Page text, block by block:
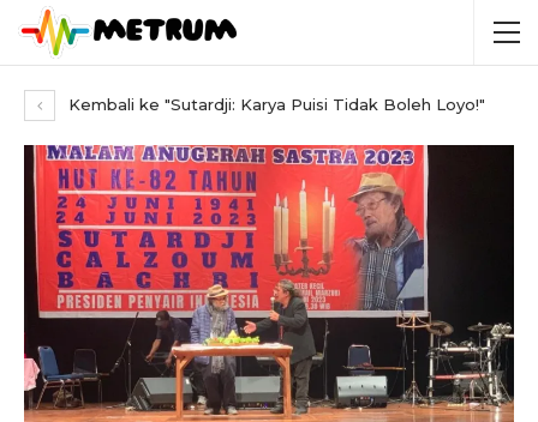
Kembali ke "Sutardji: Karya Puisi Tidak Boleh Loyo!"